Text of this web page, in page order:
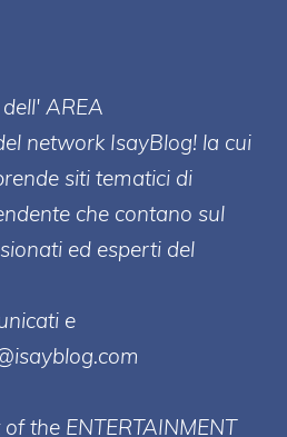
AREA
network IsayBlog! la cui
siti tematici di
che contano sul
ed esperti del
e
the ENTERTAINMENT